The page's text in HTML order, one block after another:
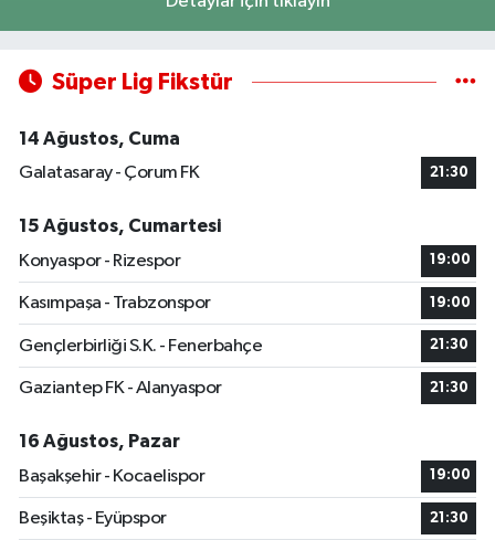
Süper Lig Fikstür
14 Ağustos, Cuma
Galatasaray - Çorum FK
21:30
15 Ağustos, Cumartesi
Konyaspor - Rizespor
19:00
Kasımpaşa - Trabzonspor 19:00
Gençlerbirliği S.K. - Fenerbahçe 21:30
Gaziantep FK - Alanyaspor 21:30
16 Ağustos, Pazar
Başakşehir - Kocaelispor
19:00
Beşiktaş - Eyüpspor 21:30